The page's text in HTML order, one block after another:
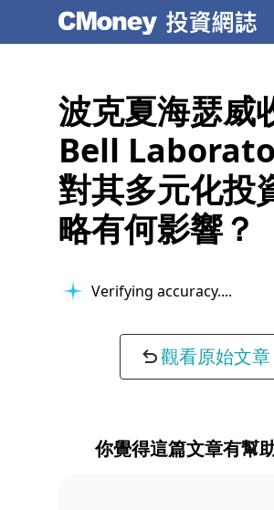
波克夏海瑟威
Bell
對其多元化投
略有何影響？
Verifying accuracy...
觀看原始文章
你覺得這篇文章有幫